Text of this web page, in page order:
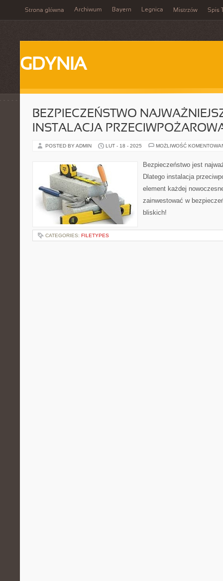
Strona główna Archiwum Bayern Legnica Mistrzów Spis
GDYNIA
BEZPIECZEŃSTWO
INSTALACJA
POSTED BY ADMIN LUT - 18 - 2025 MOŻLIWOŚĆ
Bezpieczeństwo jest
Dlatego instalacja
element każdej
zainwestować w
bliskich!
CATEGORIES: FILETYPES